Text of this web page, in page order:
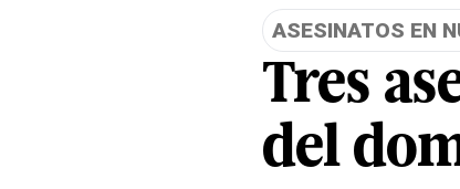
ASESINATOS EN
Tres
del